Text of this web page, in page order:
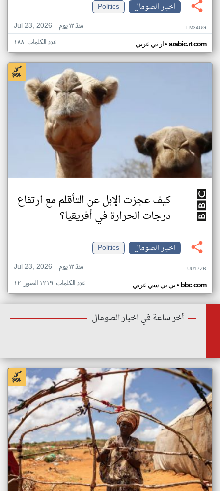
اخبار الصومال
Politics
Jul 23, 2026
منذ ١٣ يوم LM34UG
ار تي عربي• arabic.rt.com عدد الكلمات: ١٨٨
كيف عجزت الإبل عن التأقلم مع ارتفاع
درجات الحرارة في أفريقيا؟
اخبار الصومال
Politics
Jul 23, 2026
منذ ١٣ يوم UU17ZB
بي بي سي عربي• bbc.com عدد الكلمات: ١٢١٩ الصور: ١٢
أخر ساعة في اخبار الصومال